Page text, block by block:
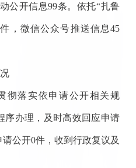
公开信息99条。依托“扎鲁
，微信公众号推送信息45
彻落实依申请公开相关规
序办理，及时高效回应申请
请公开0件，收到行政复议及